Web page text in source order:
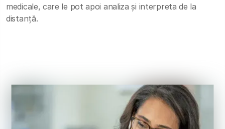
medicale, care le pot apoi analiza și interpreta de la
distanță.